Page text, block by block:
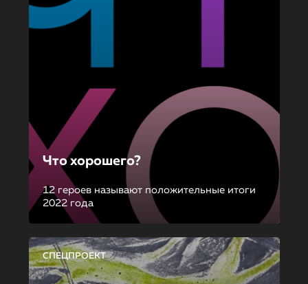
Что хорошего?
12 героев называют положительные итоги
2022 года
СПЕЦПРОЕКТ